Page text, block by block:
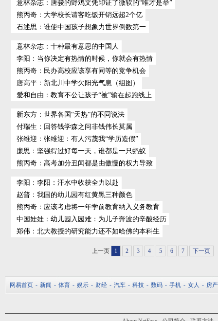
意林杂志 ： 唐骏的野鸡文凭印证了微软的“唯才是举”
熊丙奇 ： 大学校长请客吃饭开销远超2个亿
石述思 ： 谁使中国孩子想象力世界倒数第一
意林杂志 ： 十种最有意思的中国人
李阳 ： 当你决定有热情的时候，你就会有热情
熊丙奇 ： 民办高校应该享有同等的竞争机会
唐高平 ： 新北川中学欠阳光气息（组图）
爱和自由 ： 教育不公让孩子“被”输在起跑线上
新东方 ： 世界各国“天热”的不同说法
付瑞生 ： 回答钱学森之问非钱伟长莫属
张维迎 ： 张维迎：有人污蔑我“学历造假”
廉思 ： 坚强得过好每一天，谁都是一只蚂蚁
熊丙奇 ： 高考加分丑闻都是由傲慢的权力导致
李阳 ： 李阳：汗水中收获全力以赴
赵普 ： 我国的幼儿园有红黄黑三种颜色
熊丙奇 ： 应该考虑将一年学前教育纳入义务教育
中国娃娃 ： 幼儿园入园难：为儿子奔波的辛酸经历
郑伟 ： 北大教授的研究能力还不如哈佛的本科生
上一页 1 2 3 4 5 6 7 下一页
网易首页 - 新闻 - 体育 - 娱乐 - 财经 - 汽车 - 科技 - 数码 - 手机 - 女人 - 房产